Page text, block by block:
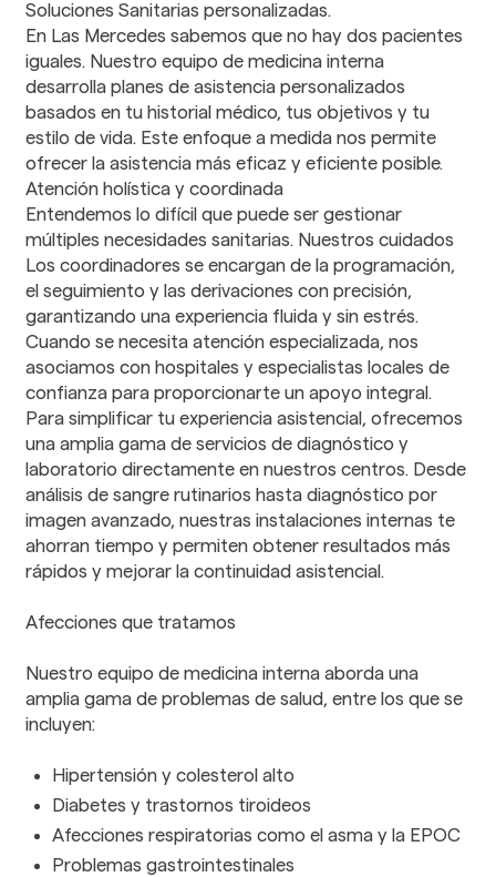
Terapia Física y
Rehabilitación
Atención Dental
Estomatología
Pharmacy
Medicamentos con
receta
Transporte
Servicio de
Transporte
Soluciones Sanitarias personalizadas.
En Las Mercedes sabemos que no hay dos pacientes
iguales. Nuestro equipo de medicina interna
desarrolla planes de asistencia personalizados
basados en tu historial médico, tus objetivos y tu
estilo de vida. Este enfoque a medida nos permite
ofrecer la asistencia más eficaz y eficiente posible.
Atención holística y coordinada
Entendemos lo difícil que puede ser gestionar
múltiples necesidades sanitarias. Nuestros cuidados
Los coordinadores se encargan de la programación,
el seguimiento y las derivaciones con precisión,
garantizando una experiencia fluida y sin estrés.
Cuando se necesita atención especializada, nos
asociamos con hospitales y especialistas locales de
confianza para proporcionarte un apoyo integral.
Para simplificar tu experiencia asistencial, ofrecemos
una amplia gama de servicios de diagnóstico y
laboratorio directamente en nuestros centros. Desde
análisis de sangre rutinarios hasta diagnóstico por
imagen avanzado, nuestras instalaciones internas te
ahorran tiempo y permiten obtener resultados más
rápidos y mejorar la continuidad asistencial.
Afecciones que tratamos
Nuestro equipo de medicina interna aborda una
amplia gama de problemas de salud, entre los que se
incluyen:
Hipertensión y colesterol alto
Diabetes y trastornos tiroideos
Afecciones respiratorias como el asma y la EPOC
Problemas gastrointestinales